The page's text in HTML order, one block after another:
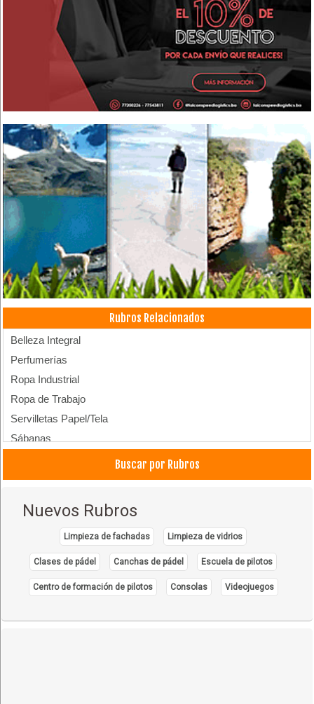
Rubros Relacionados
Belleza Integral
Perfumerías
Ropa Industrial
Ropa de Trabajo
Servilletas Papel/Tela
Sábanas
Jabones
Decoraciones
Decoración de casas
Regalos y Adornos
Perfumes Textiles
Buscar por Rubros
Nuevos Rubros
Limpieza de fachadas Limpieza de vidrios
Clases de pádel Canchas de pádel Escuela de pilotos
Centro de formación de pilotos Consolas Videojuegos